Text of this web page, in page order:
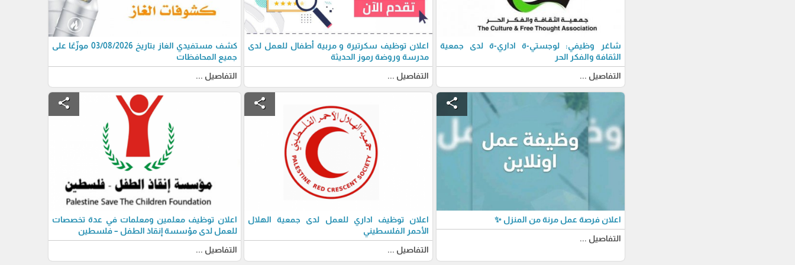
شاغر وظيفي: لوجستي-ة اداري-ة لدى جمعية
الثقافة والفكر الحر
التفاصيل ...
اعلان توظيف سكرتيرة و مربية أطفال للعمل لدى
مدرسة وروضة رموز الحديثة
التفاصيل ...
كشف مستفيدي الغاز بتاريخ 03/08/2026 موزّعًا على
جميع المحافظات
التفاصيل ...
share
اعلان فرصة عمل مرنة من المنزل ✨
التفاصيل ...
share
اعلان توظيف اداري للعمل لدى جمعية الهلال
الأحمر الفلسطيني
التفاصيل ...
share
اعلان توظيف معلمين ومعلمات في عدة تخصصات
للعمل لدى مؤسسة إنقاذ الطفل – فلسطين
التفاصيل ...